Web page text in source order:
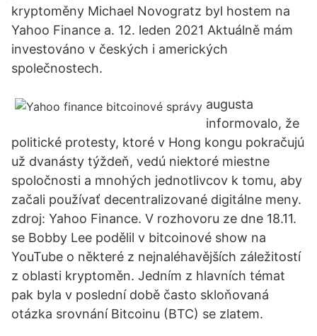
kryptoměny Michael Novogratz byl hostem na
Yahoo Finance a. 12. leden 2021 Aktuálně mám
investováno v českých i amerických
společnostech.
augusta
informovalo, že
politické protesty, ktoré v Hong kongu pokračujú
už dvanásty týždeň, vedú niektoré miestne
spoločnosti a mnohých jednotlivcov k tomu, aby
začali používať decentralizované digitálne meny.
zdroj: Yahoo Finance. V rozhovoru ze dne 18.11.
se Bobby Lee podělil v bitcoinové show na
YouTube o některé z nejnaléhavějších záležitostí
z oblasti kryptoměn. Jedním z hlavních témat
pak byla v poslední době často skloňovaná
otázka srovnání Bitcoinu (BTC) se zlatem.